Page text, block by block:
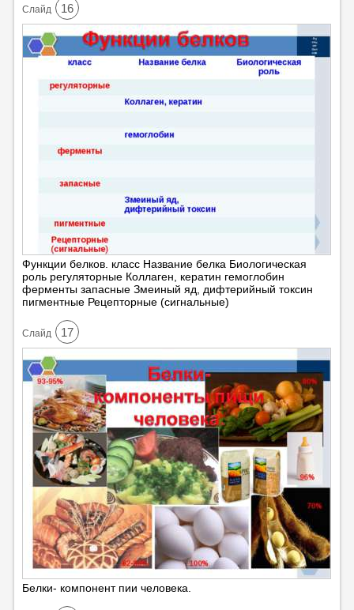
Cлайд 16
Функции белков. класс Название белка Биологическая
роль регуляторные Коллаген, кератин гемоглобин
ферменты запасные Змеиный яд, дифтерийный токсин
пигментные Рецепторные (сигнальные)
Cлайд 17
Белки- компонент пии человека.